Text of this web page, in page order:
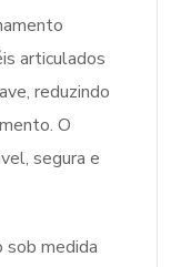
articulados
reduzindo
O
segura e
sob medida